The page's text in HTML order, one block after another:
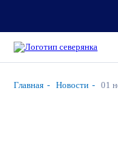
Главная Новости 01